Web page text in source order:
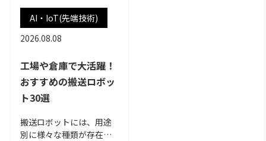
AI・IoT(先端技術)
2026.08.08
工場や倉庫で大活躍！
おすすめの搬送ロボッ
ト30選
搬送ロボットには、用途
別に様々な種類が存在し